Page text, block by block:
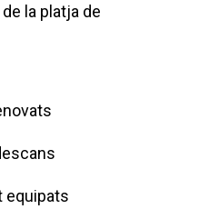
la platja de
equipats